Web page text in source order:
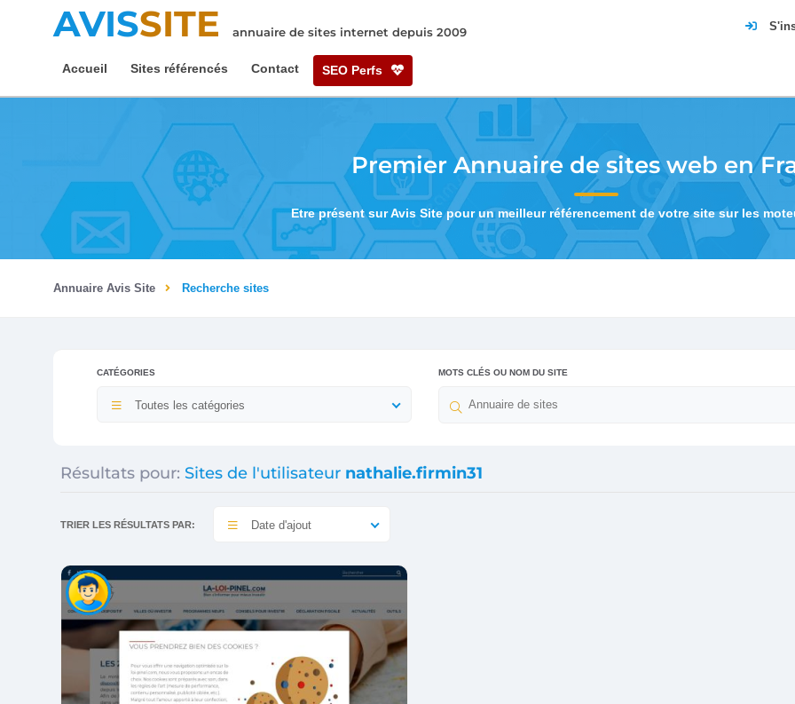
AVISSITE annuaire de sites internet depuis 2009
Accueil Sites référencés Contact SEO Perfs
Premier Annuaire de sites web en
Etre présent sur Avis Site pour un meilleur référencement de votre site sur les
Annuaire Avis Site Recherche sites
CATÉGORIES
Toutes les catégories
MOTS CLÉS OU NOM DU SITE
Résultats pour: Sites de l'utilisateur nathalie.firmin31
TRIER LES RÉSULTATS PAR: Date d'ajout